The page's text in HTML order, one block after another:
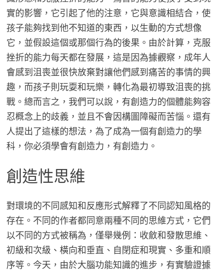
實的影響，它引起了他的注意，它與意識相結合，使
孩子能夠找到他不知道的東西，以生動的方式想像
它，並假設這個或那個行為的後果。由於計算，克服
挫折的能力每天都在發展，這是因為據觀察，成年人
會感到沮喪並很快放棄對讓他們感到痛苦的事情的興
趣，而孩子則玩耍和玩樂，轉化為最初導致沮喪的挑
戰。總而言之，我們可以說，有創造力的個體能夠容
忍概念上的歧義，並且不會因構圖障礙而苦惱。還有
人提出了這樣的想法，為了成為一個有創造力的學
科，你必須學會有創造力，有創造力。
創造性思維
對環境的不同感知和反應形式解釋了不同認知風格的
存在。不同的作者都同意兩種不同的思維方式，它們
以不同的方式被稱為，僅舉幾例：收斂和發散思維、
初級和次級、橫向和垂直、自閉症和現實、多重和順
序等。今天，由於大腦功能知識的進步，有實驗證據